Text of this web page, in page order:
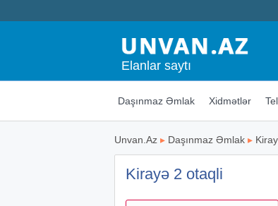
Elanlar saytı
Daşınmaz Əmlak Xidmətlər
Unvan.Az ▸ Daşınmaz Əmlak ▸
Kirayə 2 otaqli